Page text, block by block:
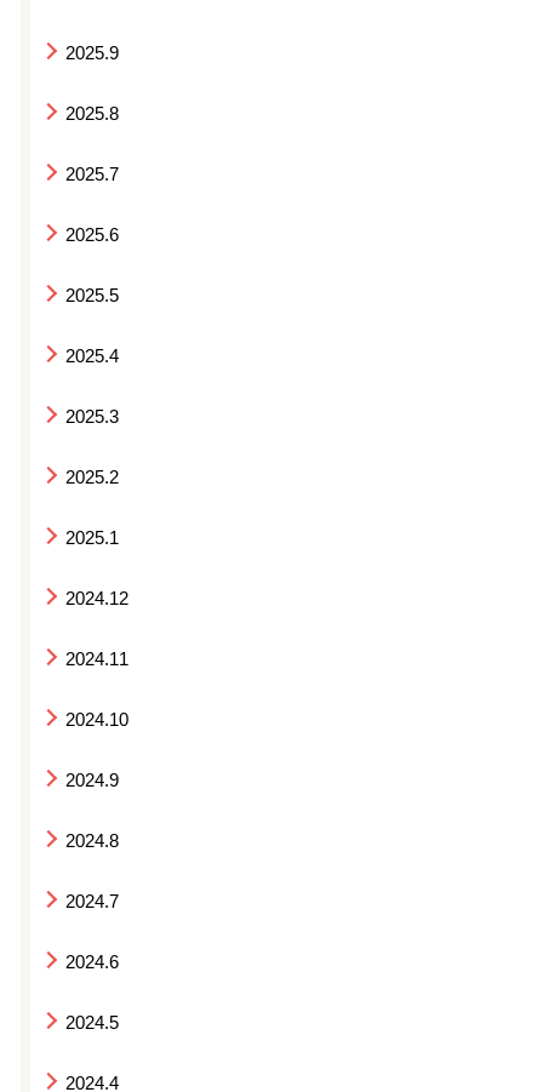
2025.9
2025.8
2025.7
2025.6
2025.5
2025.4
2025.3
2025.2
2025.1
2024.12
2024.11
2024.10
2024.9
2024.8
2024.7
2024.6
2024.5
2024.4